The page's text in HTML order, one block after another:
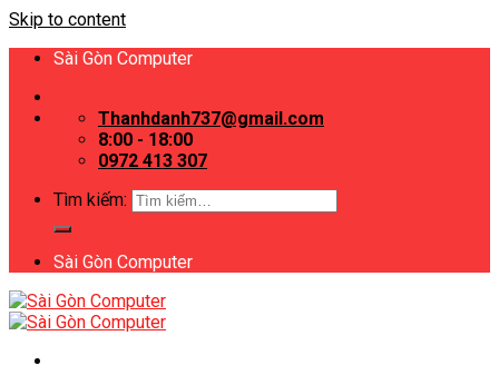
Skip to content
Sài Gòn Computer
Thanhdanh737@gmail.com
8:00 - 18:00
0972 413 307
Tìm kiếm:
Sài Gòn Computer